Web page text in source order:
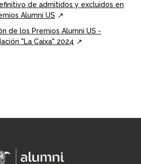
de admitidos y excluidos en
Alumni US
de los Premios Alumni US -
"La Caixa" 2024